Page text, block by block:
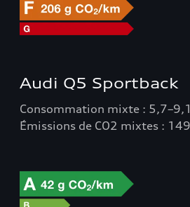
Audi Q5 Sportback
Consommation mixte :
Émissions de CO2 mixtes :